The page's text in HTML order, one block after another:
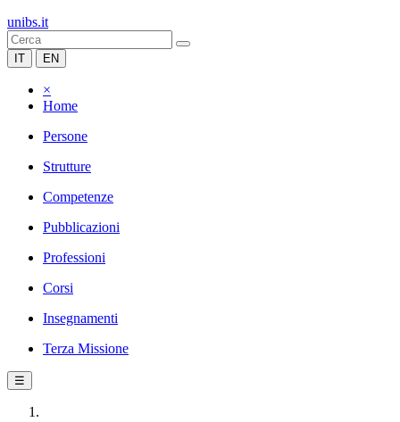
unibs.it
IT EN
×
Home
Persone
Strutture
Competenze
Pubblicazioni
Professioni
Corsi
Insegnamenti
Terza Missione
☰